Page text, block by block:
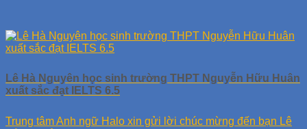
Lê Hà Nguyên học sinh trường THPT Nguyễn Hữu Huân
xuất sắc đạt IELTS 6.5
Trung tâm Anh ngữ Halo xin gửi lời chúc mừng đến bạn Lê